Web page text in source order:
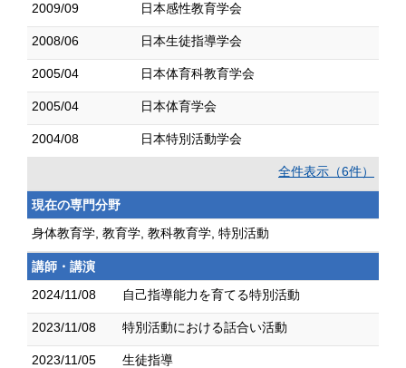
2009/09
日本感性教育学会
2008/06 日本生徒指導学会
2005/04 日本体育科教育学会
2005/04 日本体育学会
2004/08 日本特別活動学会
全件表示（6件）
現在の専門分野
身体教育学, 教育学, 教科教育学, 特別活動
講師・講演
2024/11/08
自己指導能力を育てる特別活動
2023/11/08 特別活動における話合い活動
2023/11/05 生徒指導